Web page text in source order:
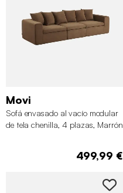
Movi
Sofá envasado al vacío modular
de tela chenilla, 4 plazas, Marrón
499,99 €